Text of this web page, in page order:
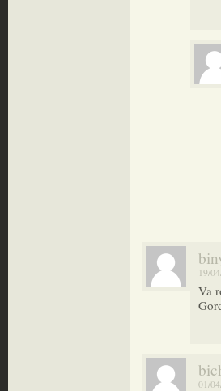
19/
Va
01/